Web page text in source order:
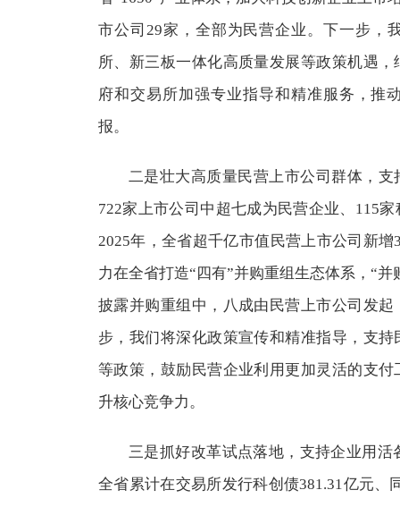
市公司29家，全部为民营企业。下一步，
所、新三板一体化高质量发展等政策机遇
府和交易所加强专业指导和精准服务，推
报。
二是壮大高质量民营上市公司群体，
722家上市公司中超七成为民营企业、115
2025年，全省超千亿市值民营上市公司新
力在全省打造“四有”并购重组生态体系，“
披露并购重组中，八成由民营上市公司发
步，我们将深化政策宣传和精准指导，支
等政策，鼓励民营企业利用更加灵活的支
升核心竞争力。
三是抓好改革试点落地，支持企业用
全省累计在交易所发行科创债381.31亿元、